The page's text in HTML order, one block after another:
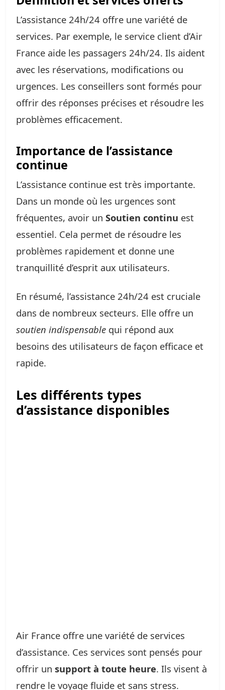
L’assistance 24h/24 offre une variété de
services. Par exemple, le service client d’Air
France aide les passagers 24h/24. Ils aident
avec les réservations, modifications ou
urgences. Les conseillers sont formés pour
offrir des réponses précises et résoudre les
problèmes efficacement.
Importance de l’assistance
continue
L’assistance continue est très importante.
Dans un monde où les urgences sont
fréquentes, avoir un Soutien continu est
essentiel. Cela permet de résoudre les
problèmes rapidement et donne une
tranquillité d’esprit aux utilisateurs.
En résumé, l’assistance 24h/24 est cruciale
dans de nombreux secteurs. Elle offre un
soutien indispensable qui répond aux
besoins des utilisateurs de façon efficace et
rapide.
Les différents types
d’assistance disponibles
Air France offre une variété de services
d’assistance. Ces services sont pensés pour
offrir un support à toute heure. Ils visent à
rendre le voyage fluide et sans stress.